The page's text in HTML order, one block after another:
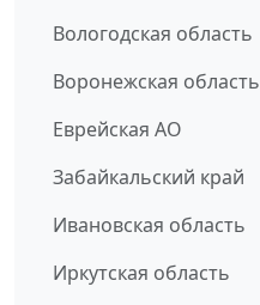
Вологодская область
Воронежская область
Еврейская АО
Забайкальский край
Ивановская область
Иркутская область